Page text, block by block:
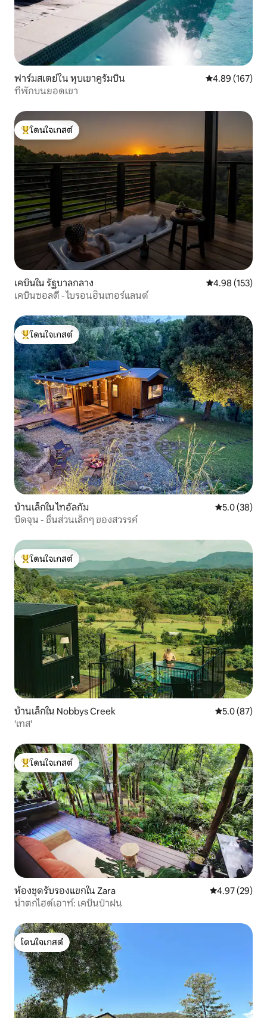
ฟาร์มสเตย์ใน หุบเขาคูรัมบิน คะแนนเฉลี่ย
4.89 (167)
ที่พักบนยอดเขา
โดนใจเกสต์ที่สุด
โดนใจเกสต์
เคบินใน รัฐบาลกลาง คะแนนเฉลี่ย
4.98 (153)
เคบินซอลตี้ - ไบรอนฮินเทอร์แลนด์
โดนใจเกสต์ที่สุด
โดนใจเกสต์
บ้านเล็กใน ไทอัลกัม คะแนนเฉลี่ย
5.0 (38)
บิดจุน - ชิ้นส่วนเล็กๆ ของสวรรค์
โดนใจเกสต์ที่สุด
โดนใจเกสต์
บ้านเล็กใน Nobbys Creek คะแนนเฉลี่ย
5.0 (87)
'เทส'
โดนใจเกสต์ที่สุด
โดนใจเกสต์
ห้องชุดรับรองแขกใน Zara คะแนนเฉลี่ย
4.97 (29)
น้ำตกไฮด์เอาท์: เคบินป่าฝน
โดนใจเกสต์
โดนใจเกสต์